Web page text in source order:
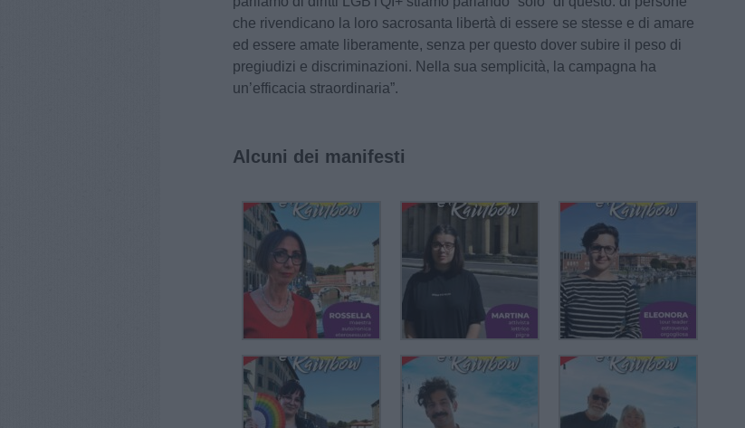
che rivendicano la loro sacrosanta libertà di essere se stesse e di amare
ed essere amate liberamente, senza per questo dover subire il peso di
pregiudizi e discriminazioni. Nella sua semplicità, la campagna ha
un’efficacia straordinaria”.
Alcuni dei manifesti